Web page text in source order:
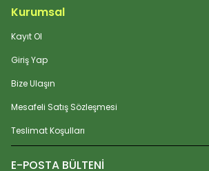
Kurumsal
Kayıt Ol
Giriş Yap
Bize Ulaşın
Mesafeli Satış Sözleşmesi
Teslimat Koşulları
E-POSTA BÜLTENİ